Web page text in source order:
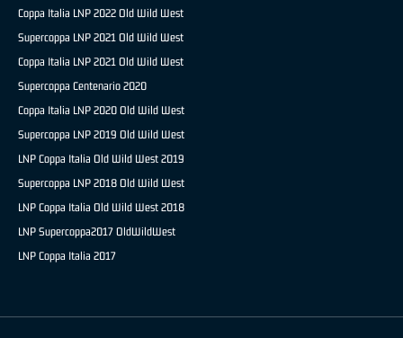
Coppa Italia LNP 2022 Old Wild West
Supercoppa LNP 2021 Old Wild West
Coppa Italia LNP 2021 Old Wild West
Supercoppa Centenario 2020
Coppa Italia LNP 2020 Old Wild West
Supercoppa LNP 2019 Old Wild West
LNP Coppa Italia Old Wild West 2019
Supercoppa LNP 2018 Old Wild West
LNP Coppa Italia Old Wild West 2018
LNP Supercoppa2017 OldWildWest
LNP Coppa Italia 2017